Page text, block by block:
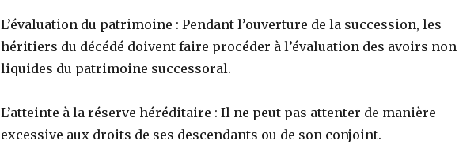
L’évaluation du patrimoine : Pendant l’ouverture de la succession, les
héritiers du décédé doivent faire procéder à l’évaluation des avoirs non
liquides du patrimoine successoral.
L’atteinte à la réserve héréditaire : Il ne peut pas attenter de manière
excessive aux droits de ses descendants ou de son conjoint.